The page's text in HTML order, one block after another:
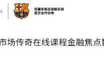
场传奇在线课程金融焦点